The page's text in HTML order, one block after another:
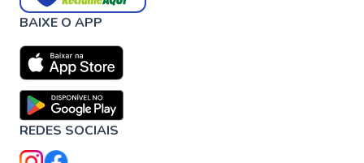
BAIXE O APP
REDES SOCIAIS